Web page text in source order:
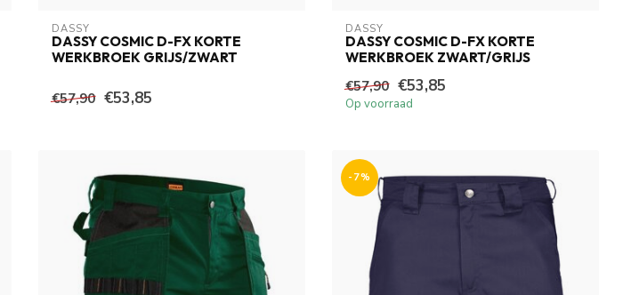
DASSY
DASSY COSMIC D-FX KORTE
WERKBROEK GRIJS/ZWART
€57,90 €53,85
DASSY
DASSY COSMIC D-FX KORTE
WERKBROEK ZWART/GRIJS
€57,90 €53,85
Op voorraad
-7%